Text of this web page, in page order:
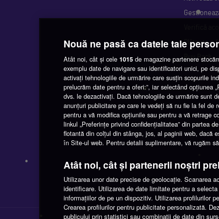
Plătește o
Buy Back
•
•
•
•
Nouă ne pasă ca datele tale
Atât noi, cât și cele 1015 de magazine partenere
exemplu date de navigare sau identificatori unici, pe
activați tehnologiile de urmărire care susțin scopurile
prelucrăm date pentru a oferi:”, iar selectând opțiunea
dvs. le dezactivați. Dacă tehnologiile de urmărire sunt
anunțuri publicitare pe care le vedeți să nu fie la fel
pentru a vă modifica opțiunile sau pentru a vă retrage
linkul „Preferințe privind confidențialitatea” din partea
flotantă din colțul din stânga, jos, al paginii web, dacă
în Site-ul web. Pentru detalii suplimentare, vă rugăm
Atât noi, cât și partenerii noștri
Utilizarea unor date precise de geolocație. Scanarea
identificare. Utilizarea de date limitate pentru a
informațiilor de pe un dispozitiv. Utilizarea profilurilor
Crearea profilurilor pentru publicitate personalizată.
publicului prin statistici sau combinații de date din